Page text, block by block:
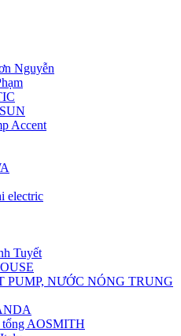
Nguyễn
Accent
electric
Tuyết
PUMP, NƯỚC NÓNG TRUNG
tổng AOSMITH